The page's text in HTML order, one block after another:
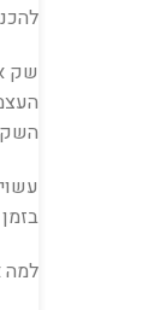
שק
השק
למה